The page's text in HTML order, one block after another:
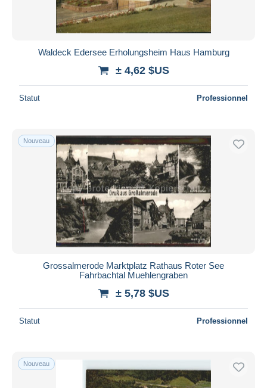
Waldeck Edersee Erholungsheim Haus Hamburg
± 4,62 $US
Statut Professionnel
Nouveau
Grossalmerode Marktplatz Rathaus Roter See
Fahrbachtal Muehlengraben
± 5,78 $US
Statut Professionnel
Nouveau